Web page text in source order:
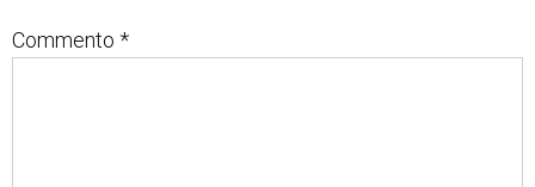
Commento *